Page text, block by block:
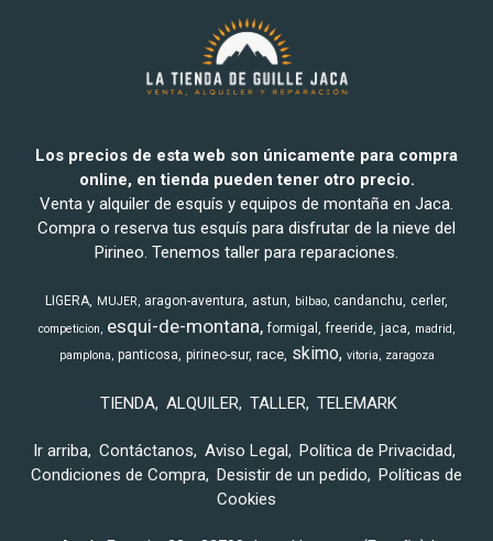
Los precios de esta web son únicamente para compra
online, en tienda pueden tener otro precio.
Venta y alquiler de esquís y equipos de montaña en Jaca.
Compra o reserva tus esquís para disfrutar de la nieve del
Pirineo. Tenemos taller para reparaciones.
LIGERA MUJER aragon-aventura astun bilbao candanchu cerler
competicion esqui-de-montana formigal freeride jaca
madrid
pamplona panticosa pirineo-sur race skimo vitoria zaragoza
TIENDA ALQUILER TALLER TELEMARK
Ir arriba Contáctanos Aviso Legal
Política de Privacidad
Condiciones de Compra Desistir de un pedido
Políticas de
Cookies